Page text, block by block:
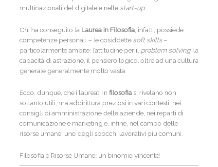
multinazionali del digitale e nelle start-up.
Chi ha conseguito la Laurea in Filosofia , infatti, possiede
competenze personali – le cosiddette soft skills–
particolarmente ambite: l’attitudine per il problem solving, la
capacità di astrazione, il pensiero logico, oltre ad una cultura
generale generalmente molto vasta.
Ecco, dunque, che i laureati in filosofia si rivelano non
soltanto utili, ma addirittura preziosi in vari contesti: nei
consigli di amministrazione delle aziende, nei reparti di
comunicazione e marketing e, infine, nel campo delle
risorse umane, uno degli sbocchi lavorativi più comuni.
Filosofia e Risorse Umane: un binomio vincente!